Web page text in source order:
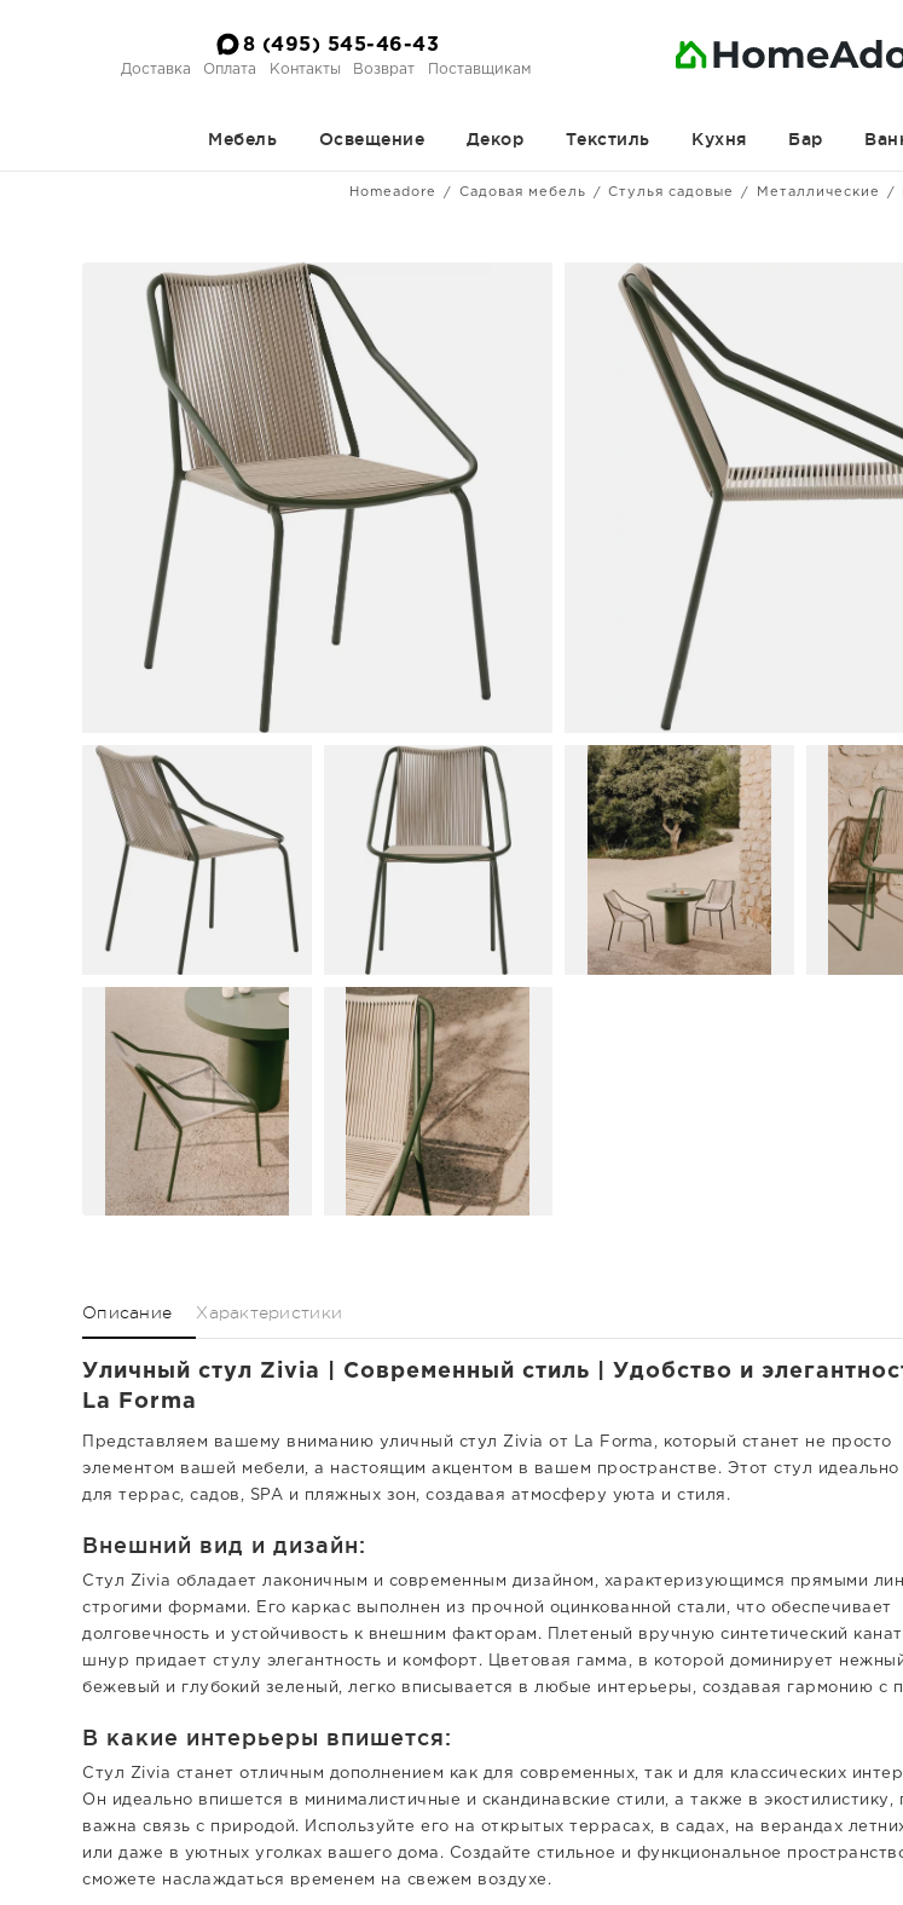
8 (495) 545-46-43
Доставка Оплата Контакты Возврат Поставщикам
Мебель Освещение Декор Текстиль Кухня Бар
Homeadore Садовая мебель Стулья садовые Металлические
Описание Характеристики
Уличный стул Zivia | Современный стиль | Удобство и
La Forma
Представляем вашему вниманию уличный стул Zivia от La Forma, который станет не просто
элементом вашей мебели, а настоящим акцентом в вашем пространстве. Этот стул идеально
для террас, садов, SPA и пляжных зон, создавая атмосферу уюта и стиля.
Внешний вид и дизайн:
Стул Zivia обладает лаконичным и современным дизайном, характеризующимся прямыми
строгими формами. Его каркас выполнен из прочной оцинкованной стали, что обеспечивает
долговечность и устойчивость к внешним факторам. Плетеный вручную синтетический
шнур придает стулу элегантность и комфорт. Цветовая гамма, в которой доминирует
бежевый и глубокий зеленый, легко вписывается в любые интерьеры, создавая гармонию с
В какие интерьеры впишется:
Стул Zivia станет отличным дополнением как для современных, так и для классических
Он идеально впишется в минималистичные и скандинавские стили, а также в экостилистику,
важна связь с природой. Используйте его на открытых террасах, в садах, на верандах
или даже в уютных уголках вашего дома. Создайте стильное и функциональное
сможете наслаждаться временем на свежем воздухе.